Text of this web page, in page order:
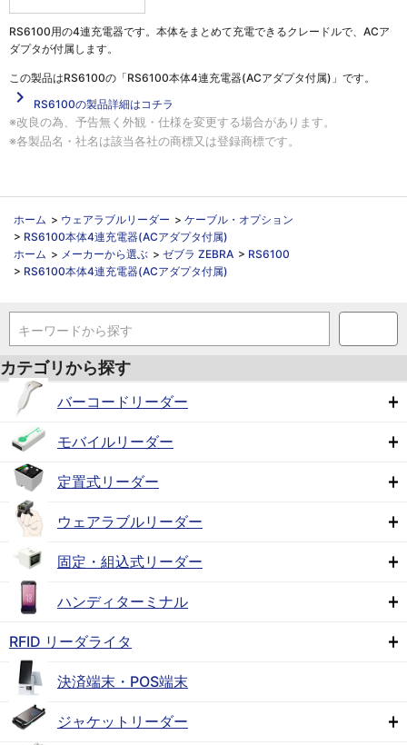
RS6100用の4連充電器です。本体をまとめて充電できるクレードルで、ACア
ダプタが付属します。
この製品はRS6100の「RS6100本体4連充電器(ACアダプタ付属)」 です。
navigate_next
RS6100の製品詳細はコチラ
※改良の為、予告無く外観・仕様を変更する場合があります。
※各製品名・社名は該当各社の商標又は登録商標です。
ホーム > ウェアラブルリーダー > ケーブル・オプション
> RS6100本体4連充電器(ACアダプタ付属)
ホーム > メーカーから選ぶ > ゼブラ ZEBRA > RS6100
> RS6100本体4連充電器(ACアダプタ付属)
キーワードから探す
カテゴリから探す
バーコードリーダー
モバイルリーダー
定置式リーダー
ウェアラブルリーダー
固定・組込式リーダー
ハンディターミナル
RFID リーダライタ
決済端末・POS端末
ジャケットリーダー